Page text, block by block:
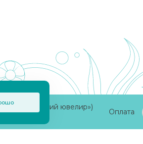
ювелир»)
Оплата